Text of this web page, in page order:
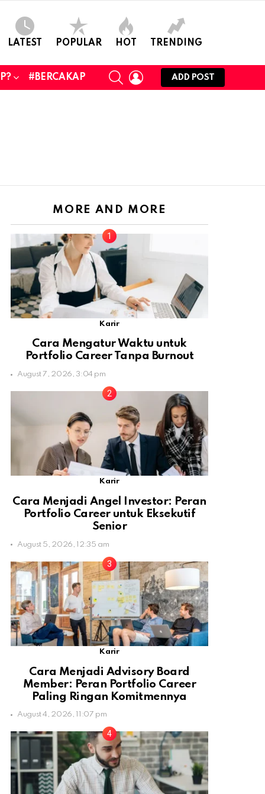
LATEST POPULAR HOT TRENDING
#BERCAKAP
SEARCHLOGIN
ADD POST
MORE AND MORE
Karir
Cara Mengatur Waktu untuk
Portfolio Career Tanpa Burnout
August 7, 2026, 3:04 pm
Karir
Cara Menjadi Angel Investor: Peran
Portfolio Career untuk Eksekutif
Senior
August 5, 2026, 12:35 am
Karir
Cara Menjadi Advisory Board
Member: Peran Portfolio Career
Paling Ringan Komitmennya
August 4, 2026, 11:07 pm